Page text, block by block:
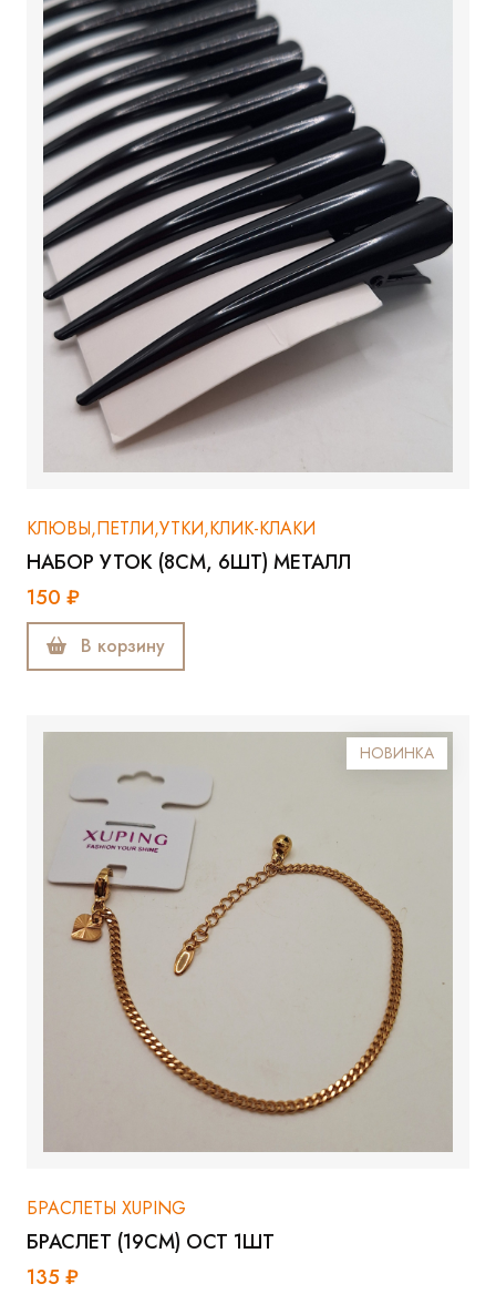
КЛЮВЫ,ПЕТЛИ,УТКИ,КЛИК-КЛАКИ
НАБОР УТОК (8СМ, 6ШТ) МЕТАЛЛ
150 ₽
В корзину
НОВИНКА
БРАСЛЕТЫ XUPING
БРАСЛЕТ (19СМ) ОСТ 1ШТ
135 ₽